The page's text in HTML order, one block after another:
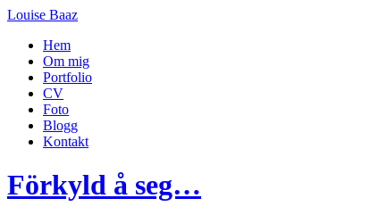
Louise Baaz
Hem
Om mig
Portfolio
CV
Foto
Blogg
Kontakt
Förkyld å seg…